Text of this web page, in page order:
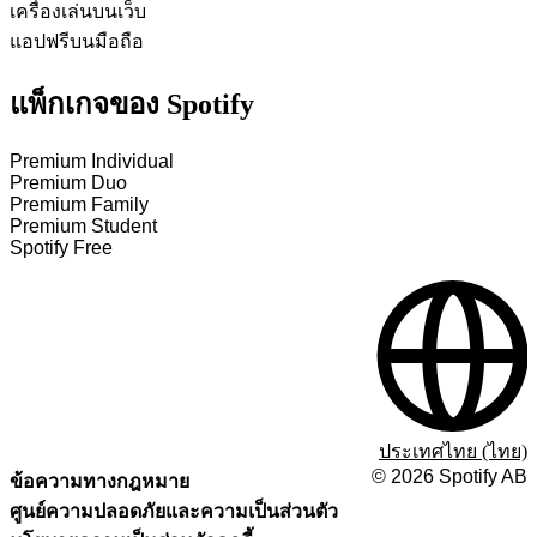
เครื่องเล่นบนเว็บ
แอปฟรีบนมือถือ
แพ็กเกจของ Spotify
Premium Individual
Premium Duo
Premium Family
Premium Student
Spotify Free
ข้อความทางกฎหมาย
ศูนย์ความปลอดภัยและความเป็นส่วนตัว
© 2026 Spotify AB
ประเทศไทย (ไทย)